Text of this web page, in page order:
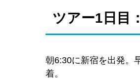
ツアー1日目
朝6:30に新宿を出発。
着。